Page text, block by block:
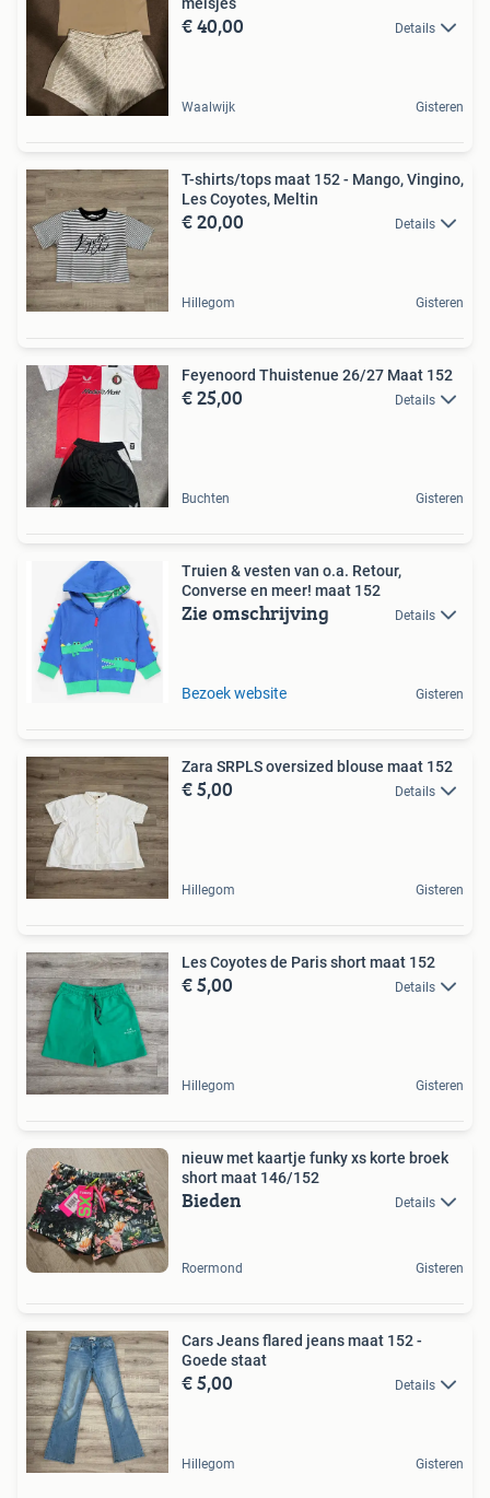
€ 40,00 Details
Waalwijk Gisteren
T-shirts/tops maat 152 - Mango, Vingino,
Les Coyotes, Meltin
€ 20,00 Details
Hillegom Gisteren
Feyenoord Thuistenue 26/27 Maat 152
€ 25,00 Details
Buchten Gisteren
Truien & vesten van o.a. Retour,
Converse en meer! maat 152
Zie omschrijving Details
Bezoek website Gisteren
Zara SRPLS oversized blouse maat 152
€ 5,00 Details
Hillegom Gisteren
Les Coyotes de Paris short maat 152
€ 5,00 Details
Hillegom Gisteren
nieuw met kaartje funky xs korte broek
short maat 146/152
Bieden Details
Roermond Gisteren
Cars Jeans flared jeans maat 152 -
Goede staat
€ 5,00 Details
Hillegom Gisteren